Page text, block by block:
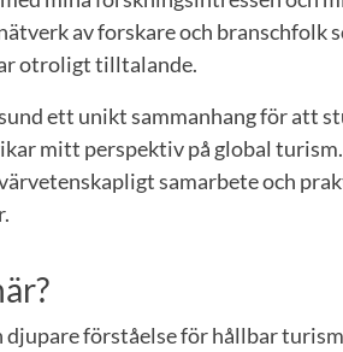
av forskare och branschfolk
otroligt tilltalande.
ett unikt sammanhang för att
mitt perspektiv på global
samarbete och
djupare förståelse för hållbar